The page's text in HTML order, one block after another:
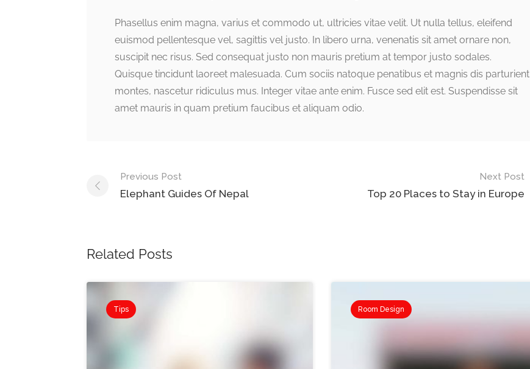
Phasellus enim magna, varius et commodo ut, ultricies vitae velit. Ut nulla tellus, eleifend
euismod pellentesque vel, sagittis vel justo. In libero urna, venenatis sit amet ornare non,
suscipit nec risus. Sed consequat justo non mauris pretium at tempor justo sodales.
Quisque tincidunt laoreet malesuada. Cum sociis natoque penatibus et magnis dis parturient
montes, nascetur ridiculus mus. Integer vitae ante enim. Fusce sed elit est. Suspendisse sit
amet mauris in quam pretium faucibus et aliquam odio.
Post
navigation
Previous Post
Elephant Guides Of Nepal
Next Post
Top 20 Places to Stay in Europe
Related Posts
Tips Room Design